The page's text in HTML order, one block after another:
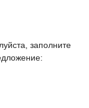
заполните